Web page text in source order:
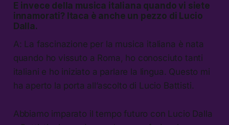
E invece della musica italiana quando vi siete
innamorati? Itaca è anche un pezzo di Lucio
Dalla.
A: La fascinazione per la musica italiana è nata
quando ho vissuto a Roma, ho conosciuto tanti
italiani e ho iniziato a parlare la lingua. Questo mi
ha aperto la porta all’ascolto di Lucio Battisti.
Abbiamo imparato il tempo futuro con Lucio Dalla